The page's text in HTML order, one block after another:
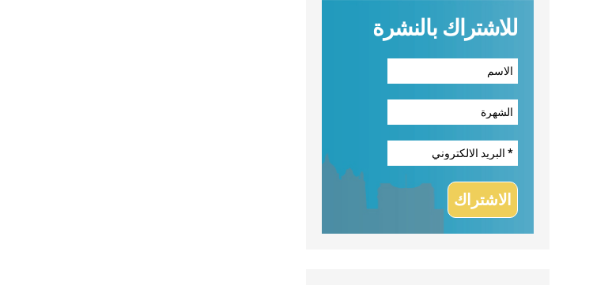
للاشتراك بالنشرة